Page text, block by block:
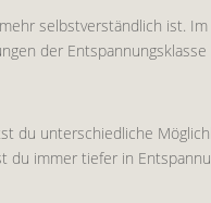
selbstverständlich ist.
der
du unterschiedliche
du immer tiefer in